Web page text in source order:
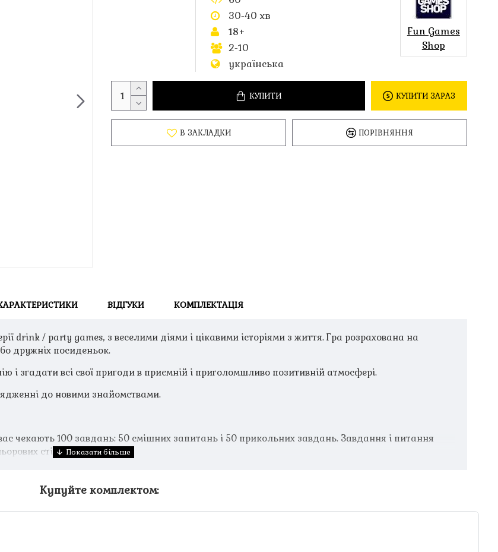
30-40 хв
18+
2-10
українська
Fun Games
Shop
КУПИТИ КУПИТИ ЗАРАЗ
В ЗАКЛАДКИ ПОРІВНЯННЯ
ВІДГУКИ КОМПЛЕКТАЦІЯ
drink / party games, з веселими діями і цікавими історіями з життя. Гра розрахована на
дружніх посиденьок.
і згадати всі свої пригоди в приємній і приголомшливо позитивній атмосфері.
до новими знайомствами.
чекають 100 завдань: 50 смішних запитань і 50 прикольних завдань. Завдання і питання
стіках.
Купуйте комплектом: